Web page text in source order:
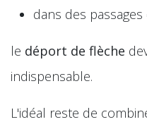
dans des
le déport de flèche
indispensable.
L'idéal reste de